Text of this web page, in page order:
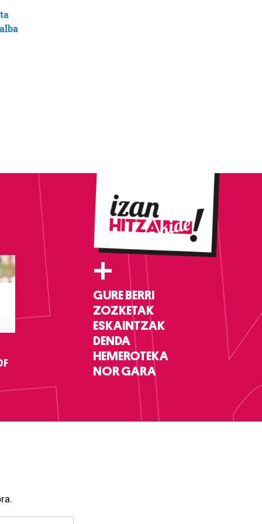
+
GURE BERRI
ZOZKETAK
ESKAINTZAK
DENDA
HEMEROTEKA
NOR GARA